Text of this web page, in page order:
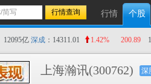
行情 个股
12095亿 深成 ：14311.01 1.42% 200.89
上海瀚讯(300762) 深